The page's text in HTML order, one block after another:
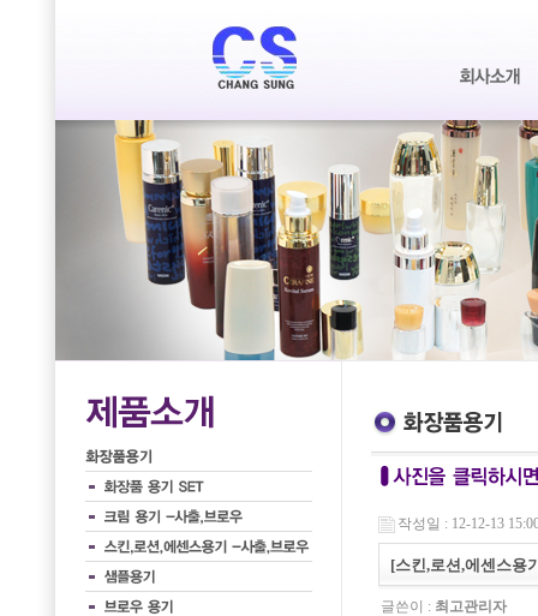
작성일 : 12-12-13
[스킨,로션,에센스용
글쓴이 : 최고관리자